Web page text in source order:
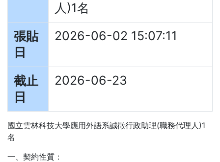
人)1名
張貼
日
2026-06-02 15:07:11
截止
日
2026-06-23
國立雲林科技大學應用外語系誠徵行政助理(職務代理人)1
名
一、契約性質：